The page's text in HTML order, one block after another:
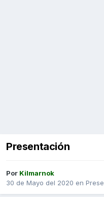
Presentación
Por Kilmarnok
30 de Mayo del 2020 en